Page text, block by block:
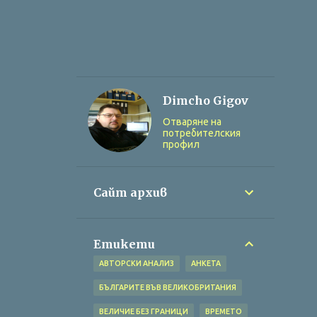
Dimcho Gigov
Отваряне на
потребителския
профил
Сайт архив
Етикети
АВТОРСКИ АНАЛИЗ АНКЕТА
БЪЛГАРИТЕ ВЪВ ВЕЛИКОБРИТАНИЯ
ВЕЛИЧИЕ БЕЗ ГРАНИЦИ ВРЕМЕТО